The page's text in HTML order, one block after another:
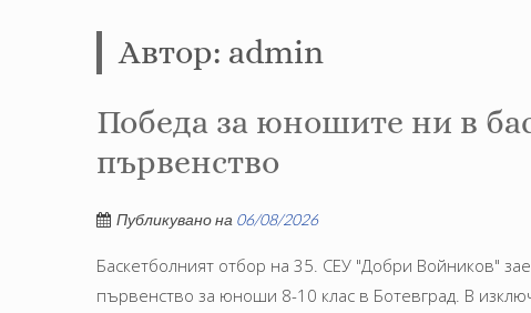
Автор: admin
Победа за юношите ни в
първенство
Публикувано на 06/08/2026
Баскетболният отбор на 35. СЕУ "Добри Войников"
първенство за юноши 8-10 клас в Ботевград. В